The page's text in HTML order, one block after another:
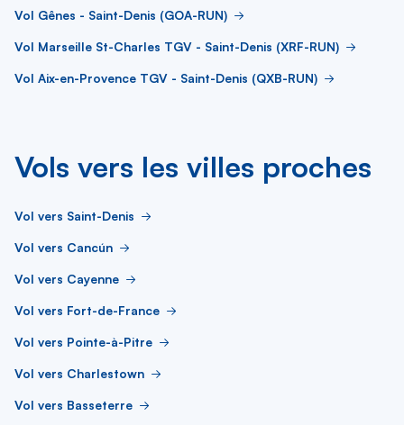
Vol Gênes - Saint-Denis (GOA-RUN)
Vol Marseille St-Charles TGV - Saint-Denis (XRF-RUN)
Vol Aix-en-Provence TGV - Saint-Denis (QXB-RUN)
Vols vers les villes proches
Vol vers Saint-Denis
Vol vers Cancún
Vol vers Cayenne
Vol vers Fort-de-France
Vol vers Pointe-à-Pitre
Vol vers Charlestown
Vol vers Basseterre